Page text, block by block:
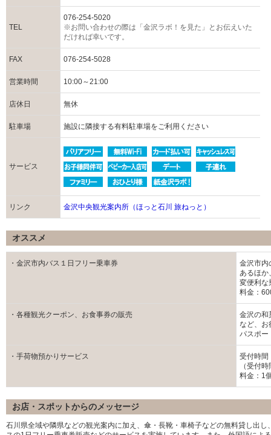
TEL
076-254-5020
※お問い合わせの際は「金沢ラボ！を見た」とお伝えいた
だければ幸いです。
FAX 076-254-5028
営業時間 10:00～21:00
店休日 無休
駐車場 施設に隣接する有料駐車場をご利用ください
サービス
リンク 金沢中央観光案内所（ほっと石川 旅ねっと）
オススメ
・金沢市内バス１日フリー乗車券
金沢市内
あるほか
変便利な
料金：
・各種観光クーポン、お食事券の販売
金沢の和
など、お
パスポー
・手荷物預かりサービス
受付時間
（受付
料金：1
お店・スポットからのメッセージ
石川県全域や隣県などの観光案内に加え、傘・長靴・車椅子などの無料貸し出